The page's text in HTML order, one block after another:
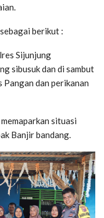
berikut :
Sijunjung
sibusuk dan di sambut
dan perikanan
situasi
Banjir bandang.